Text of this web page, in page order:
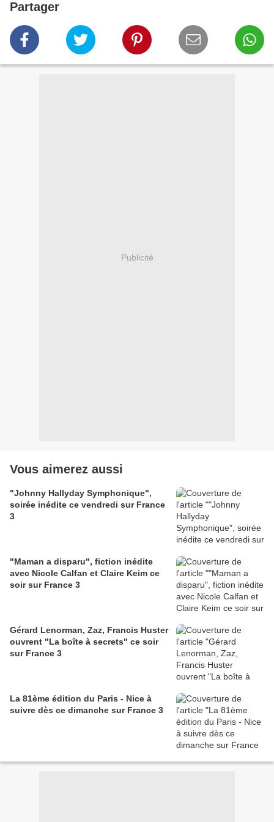
Partager
Publicité
Vous aimerez aussi
"Johnny Hallyday Symphonique",
soirée inédite ce vendredi sur France
3
"Maman a disparu", fiction inédite
avec Nicole Calfan et Claire Keim ce
soir sur France 3
Gérard Lenorman, Zaz, Francis Huster
ouvrent "La boîte à secrets" ce soir
sur France 3
La 81ème édition du Paris - Nice à
suivre dès ce dimanche sur France 3